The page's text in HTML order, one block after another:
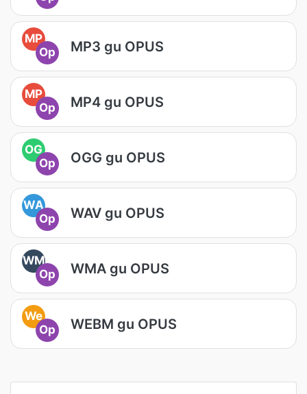
MP
Op
MP3 gu OPUS
MP
Op
MP4 gu OPUS
OG
Op
OGG gu OPUS
WA
Op
WAV gu OPUS
WM
Op
WMA gu OPUS
We
Op
WEBM gu OPUS